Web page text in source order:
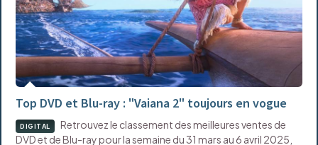
Top DVD et Blu-ray : "Vaiana 2" toujours en vogue
DIGITAL
Retrouvez le classement des meilleures ventes de
DVD et de Blu-ray pour la semaine du 31 mars au 6 avril 2025,